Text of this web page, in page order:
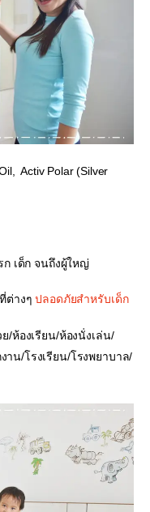
Activ Polar (Silver
เด็ก จนถึงผู้ใหญ่
ต่างๆ ปลอดภัยสำหรับเด็ก
/ห้องเรียน/ห้องนั่งเล่น/
าน/โรงเรียน/โรงพยาบาล/